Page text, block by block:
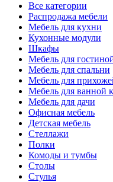
Все категории
Распродажа мебели
Мебель для кухни
Кухонные модули
Шкафы
Мебель для
Мебель для спальни
Мебель для
Мебель для ванной
Мебель для дачи
Офисная мебель
Детская мебель
Стеллажи
Полки
Комоды и тумбы
Столы
Стулья